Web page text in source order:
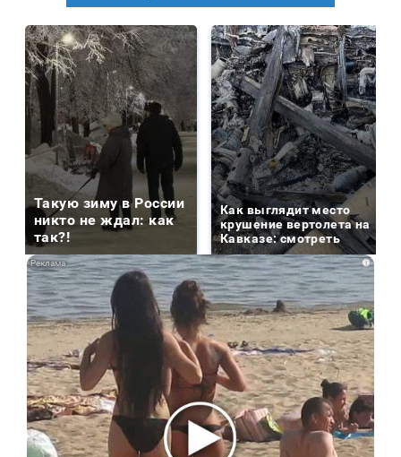
Такую зиму в России
никто не ждал: как
так?!
Как выглядит место
крушение вертолета на
Кавказе: смотреть
i